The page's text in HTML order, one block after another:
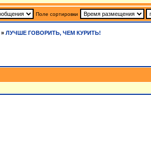
Поле сортировки
» ЛУЧШЕ ГОВОРИТЬ, ЧЕМ КУРИТЬ!